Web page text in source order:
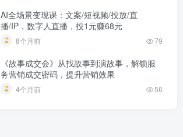
AI全场景变现课：文案/短视频/投放/直
播/IP，数字人直播，投1元赚68元
8个月前 79
《故事成交会》从找故事到演故事，解锁服
务营销成交密码，提升营销效果
4个月前 56